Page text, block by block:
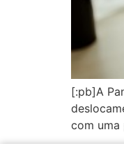
[:pb]A
com uma